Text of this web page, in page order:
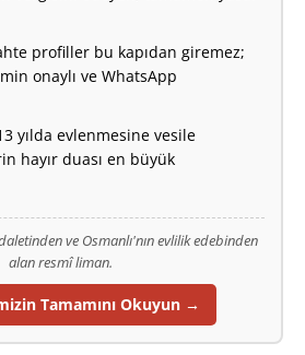
profiller bu kapıdan giremez;
onaylı ve WhatsApp
yılda evlenmesine vesile
hayır duası en büyük
ve Osmanlı'nın evlilik edebinden
alan resmî liman.
Tamamını Okuyun →